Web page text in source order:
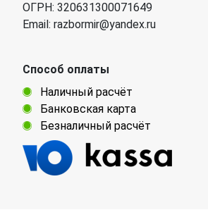
ОГРН: 320631300071649
Email: razbormir@yandex.ru
Способ оплаты
Наличный расчёт
Банковская карта
Безналичный расчёт